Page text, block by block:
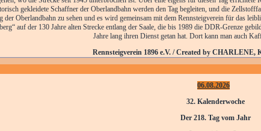
gekleidete Schaffner der Oberlandbahn werden den Tag begleiten, und die
der Oberlandbahn zu sehen und es wird gemeinsam mit dem Rennsteigverein für das
auf der 130 Jahre alten Strecke entlang der Saale, die bis 1989 die DDR-Grenze
Jahre lang ihren Dienst getan hat. Dort kann man auch
Rennsteigverein 1896 e.V. / Created by
06.08.2026
32. Kalenderwoche
Der 218. Tag vom Jahr